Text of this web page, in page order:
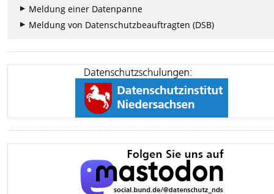
Meldung einer Datenpanne
Meldung von Datenschutzbeauftragten (DSB)